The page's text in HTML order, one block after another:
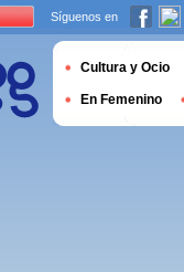
Síguenos en
Cultura y Ocio
En Femenino